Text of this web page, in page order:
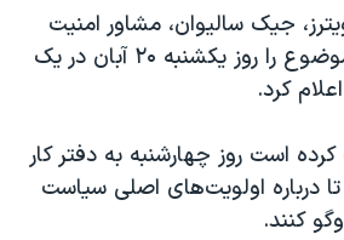
رهبری ایران
نوبل صلح
«سی‌پک»
جیک سالیوان، مشاور امنیت
ملی کاخ سفید، این موضوع را روز یکشنبه ۲۰ آبان در یک
کرد.
است روز چهارشنبه به دفتر کار
درباره اولویت‌های اصلی سیاست
کنند.